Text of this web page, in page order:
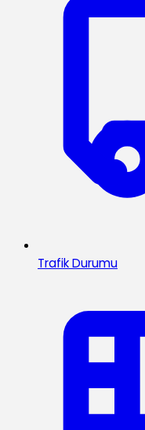
Trafik Durumu